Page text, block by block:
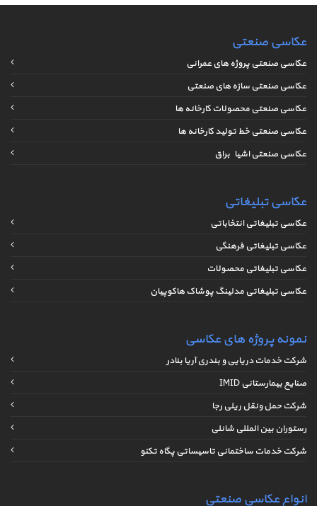
عکاسی صنعتی
عکاسی صنعتی پروژه های عمرانی
عکاسی صنعتی سازه های صنعتی
عکاسی صنعتی محصولات کارخانه ها
عکاسی صنعتی خط تولید کارخانه ها
عکاسی صنعتی اشیاء براق
عکاسی تبلیغاتی
عکاسی تبلیغاتی انتخاباتی
عکاسی تبلیغاتی فرهنگی
عکاسی تبلیغاتی محصولات
عکاسی تبلیغاتی مدلینگ پوشاک هاکوپیان
نمونه پروژه های عکاسی
شرکت خدمات دریایی و بندری آریا بنادر
صنایع بیمارستانی IMID
شرکت حمل ونقل ریلی رجا
رستوران بین المللی شانلی
شرکت خدمات ساختمانی تاسیساتی پگاه تکنو
انواع عکاسی صنعتی